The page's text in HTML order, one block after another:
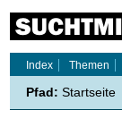
Index
Themen
Pfad: Startseite